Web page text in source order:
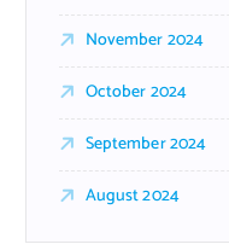
November 2024
October 2024
September 2024
August 2024